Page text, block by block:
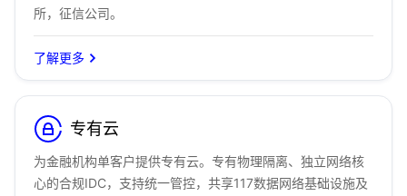
所，征信公司。
了解更多
专有云
为金融机构单客户提供专有云。专有物理隔离、独立网络核
心的合规IDC，支持统一管控，共享117数据网络基础设施及